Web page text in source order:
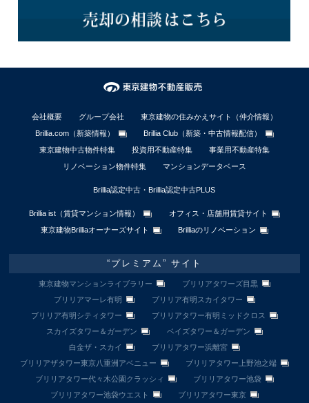
会社概要 グループ会社
東京建物の住みかえサイト（仲介情報）
Brillia.com（新築情報）
Brillia Club（新築・中古情報配信）
東京建物中古物件特集
投資用不動産特集
事業用不動産特集
リノベーション物件特集
マンションデータベース
Brillia認定中古・Brillia認定中古PLUS
Brillia ist（賃貸マンション情報）
オフィス・店舗用賃貸サイト
東京建物Brilliaオーナーズサイト
Brilliaのリノベーション
“プレミアム” サイト
東京建物マンションライブラリー
ブリリアタワーズ目黒
ブリリアマーレ有明
ブリリア有明スカイタワー
ブリリア有明シティタワー
ブリリアタワー有明ミッドクロス
スカイズタワー＆ガーデン
ベイズタワー＆ガーデン
白金ザ・スカイ
ブリリアタワー浜離宮
ブリリアザタワー東京八重洲アベニュー
ブリリアタワー上野池之端
ブリリアタワー代々木公園クラッシィ
ブリリアタワー池袋
ブリリアタワー池袋ウエスト
ブリリアタワー東京